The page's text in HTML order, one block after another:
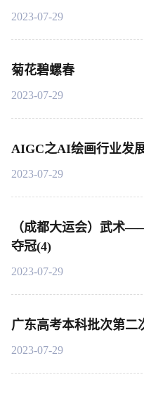
2023-07-29
菊花碧螺春
2023-07-29
AIGC之AI绘画行业发
2023-07-29
（成都大运会）武术
夺冠(4)
2023-07-29
广东高考本科批次第二
2023-07-29